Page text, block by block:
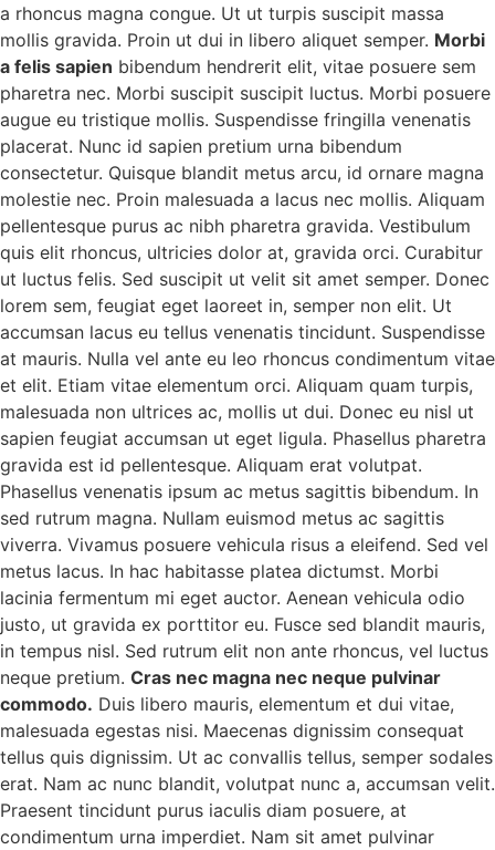
a rhoncus magna congue. Ut ut turpis suscipit massa
mollis gravida. Proin ut dui in libero aliquet semper. Morbi
a felis sapien bibendum hendrerit elit, vitae posuere sem
pharetra nec. Morbi suscipit suscipit luctus. Morbi posuere
augue eu tristique mollis. Suspendisse fringilla venenatis
placerat. Nunc id sapien pretium urna bibendum
consectetur. Quisque blandit metus arcu, id ornare magna
molestie nec. Proin malesuada a lacus nec mollis. Aliquam
pellentesque purus ac nibh pharetra gravida. Vestibulum
quis elit rhoncus, ultricies dolor at, gravida orci. Curabitur
ut luctus felis. Sed suscipit ut velit sit amet semper. Donec
lorem sem, feugiat eget laoreet in, semper non elit. Ut
accumsan lacus eu tellus venenatis tincidunt. Suspendisse
at mauris. Nulla vel ante eu leo rhoncus condimentum vitae
et elit. Etiam vitae elementum orci. Aliquam quam turpis,
malesuada non ultrices ac, mollis ut dui. Donec eu nisl ut
sapien feugiat accumsan ut eget ligula. Phasellus pharetra
gravida est id pellentesque. Aliquam erat volutpat.
Phasellus venenatis ipsum ac metus sagittis bibendum. In
sed rutrum magna. Nullam euismod metus ac sagittis
viverra. Vivamus posuere vehicula risus a eleifend. Sed vel
metus lacus. In hac habitasse platea dictumst. Morbi
lacinia fermentum mi eget auctor. Aenean vehicula odio
justo, ut gravida ex porttitor eu. Fusce sed blandit mauris,
in tempus nisl. Sed rutrum elit non ante rhoncus, vel luctus
neque pretium. Cras nec magna nec neque pulvinar
commodo. Duis libero mauris, elementum et dui vitae,
malesuada egestas nisi. Maecenas dignissim consequat
tellus quis dignissim. Ut ac convallis tellus, semper sodales
erat. Nam ac nunc blandit, volutpat nunc a, accumsan velit.
Praesent tincidunt purus iaculis diam posuere, at
condimentum urna imperdiet. Nam sit amet pulvinar